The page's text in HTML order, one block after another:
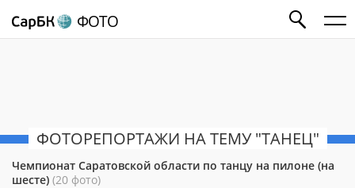
ФОТО
ФОТОРЕПОРТАЖИ НА ТЕМУ "ТАНЕЦ"
Чемпионат Саратовской области по танцу на пилоне (на
шесте) (20 фото)